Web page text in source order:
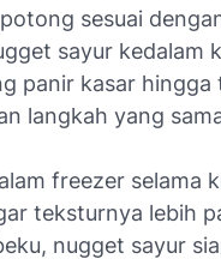
sesuai
sayur kedalam
panir kasar hingga
langkah yang
freezer selama
teksturnya lebih
nugget sayur